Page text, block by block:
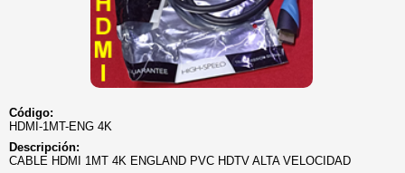
Código:
HDMI-1MT-ENG 4K
Descripción:
CABLE HDMI 1MT 4K ENGLAND PVC HDTV ALTA VELOCIDAD